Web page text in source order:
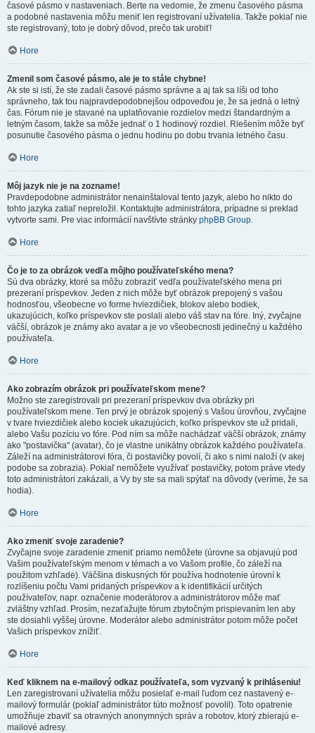
časové pásmo v nastaveniach. Berte na vedomie, že zmenu časového pásma
a podobné nastavenia môžu meniť len registrovaní užívatelia. Takže pokiaľ nie
ste registrovaný, toto je dobrý dôvod, prečo tak urobiť!
Hore
Zmenil som časové pásmo, ale je to stále chybne!
Ak ste si istí, že ste zadali časové pásmo správne a aj tak sa líši od toho
správneho, tak tou najpravdepodobnejšou odpoveďou je, že sa jedná o letný
čas. Fórum nie je stavané na uplatňovanie rozdielov medzi štandardným a
letným časom, takže sa môže jednať o 1 hodinový rozdiel. Riešením môže byť
posunutie časového pásma o jednu hodinu po dobu trvania letného času.
Hore
Môj jazyk nie je na zozname!
Pravdepodobne administrátor nenainštaloval tento jazyk, alebo ho nikto do
tohto jazyka zatiaľ nepreložil. Kontaktujte administrátora, prípadne si preklad
vytvorte sami. Pre viac informácií navštívte stránky phpBB Group.
Hore
Čo je to za obrázok vedľa môjho používateľského mena?
Sú dva obrázky, ktoré sa môžu zobraziť vedľa používateľského mena pri
prezeraní príspevkov. Jeden z nich môže byť obrázok prepojený s vašou
hodnosťou, všeobecne vo forme hviezdičiek, blokov alebo bodiek,
ukazujúcich, koľko príspevkov ste poslali alebo váš stav na fóre. Iný, zvyčajne
väčší, obrázok je známy ako avatar a je vo všeobecnosti jedinečný u každého
používateľa.
Hore
Ako zobrazím obrázok pri používateľskom mene?
Možno ste zaregistrovali pri prezeraní príspevkov dva obrázky pri
používateľskom mene. Ten prvý je obrázok spojený s Vašou úrovňou, zvyčajne
v tvare hviezdičiek alebo kociek ukazujúcich, koľko príspevkov ste už pridali,
alebo Vašu pozíciu vo fóre. Pod ním sa môže nachádzať väčší obrázok, známy
ako "postavička" (avatar), čo je vlastne unikátny obrázok každého používateľa.
Záleží na administrátorovi fóra, či postavičky povolí, či ako s nimi naloží (v akej
podobe sa zobrazia). Pokiaľ nemôžete využívať postavičky, potom práve vtedy
toto administrátori zakázali, a Vy by ste sa mali spýtať na dôvody (veríme, že sa
hodia).
Hore
Ako zmeniť svoje zaradenie?
Zvyčajne svoje zaradenie zmeniť priamo nemôžete (úrovne sa objavujú pod
Vašim používateľským menom v témach a vo Vašom profile, čo záleží na
použitom vzhľade). Väčšina diskusných fór používa hodnotenie úrovní k
rozlíšeniu počtu Vami pridaných príspevkov a k identifikácií určitých
používateľov, napr. označenie moderátorov a administrátorov môže mať
zvláštny vzhľad. Prosím, nezaťažujte fórum zbytočným prispievaním len aby
ste dosiahli vyššej úrovne. Moderátor alebo administrátor potom môže počet
Vašich príspevkov znížiť.
Hore
Keď kliknem na e-mailový odkaz používateľa, som vyzvaný k prihláseniu!
Len zaregistrovaní užívatelia môžu posielať e-mail ľuďom cez nastavený e-
mailový formulár (pokiaľ administrátor túto možnosť povolil). Toto opatrenie
umožňuje zbaviť sa otravných anonymných správ a robotov, ktorý zbierajú e-
mailové adresy.